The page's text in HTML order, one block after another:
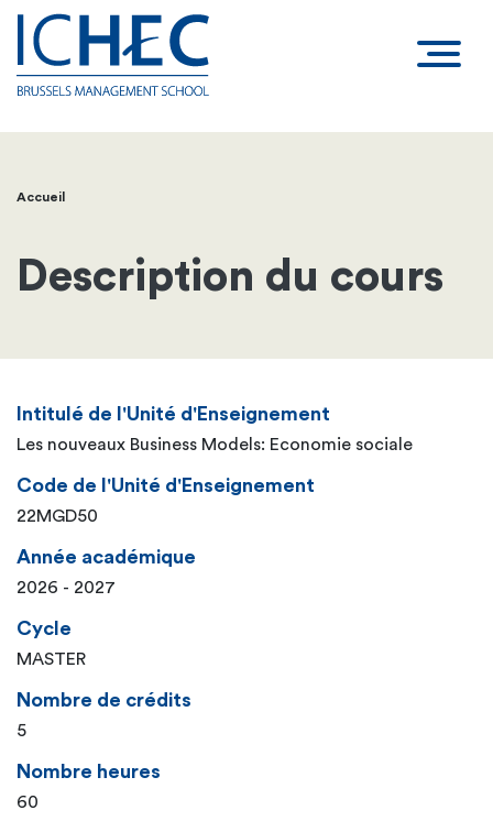
Fil
d'Ariane
Accueil
Description du cours
Intitulé de l'Unité d'Enseignement
Les nouveaux Business Models: Economie sociale
Code de l'Unité d'Enseignement
22MGD50
Année académique
2026 - 2027
Cycle
MASTER
Nombre de crédits
5
Nombre heures
60